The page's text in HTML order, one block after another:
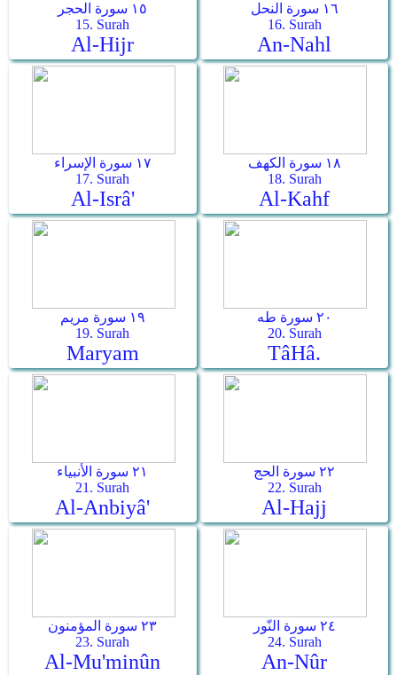
١٥ سورة الحجر
15. Surah
Al-Hijr
١٦ سورة النحل
16. Surah
An-Nahl
١٧ سورة الإسراء
17. Surah
Al-Isrâ'
١٨ سورة الكهف
18. Surah
Al-Kahf
١٩ سورة مريم
19. Surah
Maryam
٢٠ سورة طه
20. Surah
Tâ­Hâ.
٢١ سورة الأنبياء
21. Surah
Al-Anbiyâ'
٢٢ سورة الحج
22. Surah
Al-Hajj
٢٣ سورة المؤمنون
23. Surah
Al-Mu'minûn
٢٤ سورة النّور
24. Surah
An-Nûr